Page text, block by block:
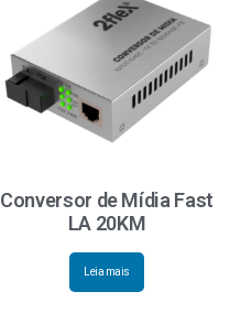
Conversor de Mídia Fast
LA 20KM
Leia mais